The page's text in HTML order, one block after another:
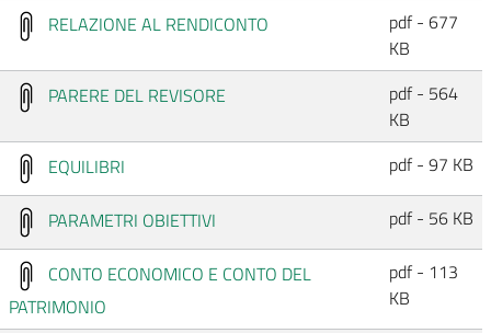
RELAZIONE AL RENDICONTO
pdf - 677
KB
PARERE DEL REVISORE
pdf - 564
KB
EQUILIBRI
pdf - 97 KB
PARAMETRI OBIETTIVI pdf - 56 KB
CONTO ECONOMICO E CONTO DEL
PATRIMONIO
pdf - 113
KB